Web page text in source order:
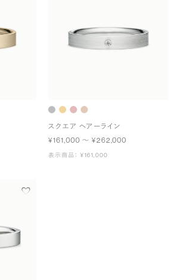
スクエア ヘアーライン
¥161,000 〜 ¥262,000
表示商品： ¥161,000